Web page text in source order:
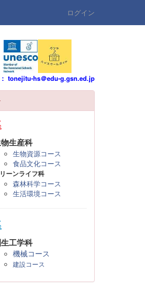
ログイン
tonejitu-hs＠edu-g.gsn.ed.jp
生産科
生物資源コース
食品文化コース
ーンライフ科
森林科学コース
生活環境コース
工学科
機械コース
建設コース